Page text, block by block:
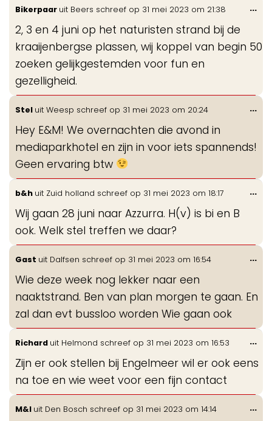
Bikerpaar uit Beers schreef op 31 mei 2023 om 21:38
2, 3 en 4 juni op het naturisten strand bij de
kraaijenbergse plassen, wij koppel van begin 50
zoeken gelijkgestemden voor fun en
gezelligheid.
...
Stel uit Weesp schreef op 31 mei 2023 om 20:24
Hey E&M! We overnachten die avond in
mediaparkhotel en zijn in voor iets spannends!
Geen ervaring btw
...
b&h uit Zuid holland schreef op 31 mei 2023 om 18:17
Wij gaan 28 juni naar Azzurra. H(v) is bi en B
ook. Welk stel treffen we daar?
...
Gast uit Dalfsen schreef op 31 mei 2023 om 16:54
Wie deze week nog lekker naar een
naaktstrand. Ben van plan morgen te gaan. En
zal dan evt bussloo worden Wie gaan ook
...
Richard uit Helmond schreef op 31 mei 2023 om 16:53
Zijn er ook stellen bij Engelmeer wil er ook eens
na toe en wie weet voor een fijn contact
...
M&I uit Den Bosch schreef op 31 mei 2023 om 14:14 ...